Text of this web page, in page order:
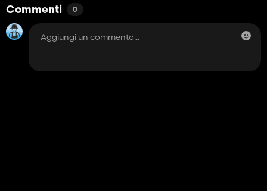
Commenti 0